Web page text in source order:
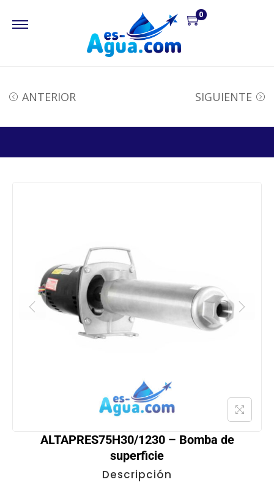
0
ANTERIOR SIGUIENTE
ALTAPRES75H30/1230 – Bomba de
superficie
Descripción